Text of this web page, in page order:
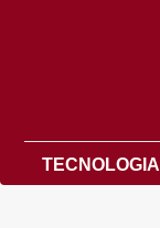
TECNOLOGIA